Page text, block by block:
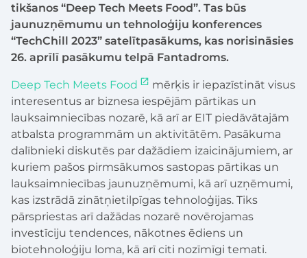
tikšanos “Deep Tech Meets Food”. Tas būs
jaunuzņēmumu un tehnoloģiju konferences
“TechChill 2023” satelītpasākums, kas norisināsies
26. aprīlī pasākumu telpā Fantadroms.
Deep Tech Meets Food
mērķis ir iepazīstināt visus
interesentus ar biznesa iespējām pārtikas un
lauksaimniecības nozarē, kā arī ar EIT piedāvātajām
atbalsta programmām un aktivitātēm. Pasākuma
dalībnieki diskutēs par dažādiem izaicinājumiem, ar
kuriem pašos pirmsākumos sastopas pārtikas un
lauksaimniecības jaunuzņēmumi, kā arī uzņēmumi,
kas izstrādā zinātņietilpīgas tehnoloģijas. Tiks
pārspriestas arī dažādas nozarē novērojamas
investīciju tendences, nākotnes ēdiens un
biotehnoloģiju loma, kā arī citi nozīmīgi temati.